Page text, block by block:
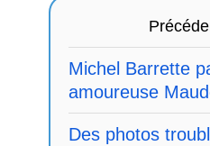
Michel Barrette
amoureuse
Des photos